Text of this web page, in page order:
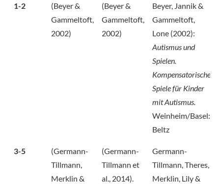
1-2
(Beyer &
Gammeltoft,
2002)
(Beyer &
Gammeltoft,
2002)
Beyer, Jannik &
Gammeltoft,
Lone (2002):
Autismus und
Spielen.
Kompensatorische
Spiele für Kinder
mit Autismus.
Weinheim/Basel:
Beltz
3-5
(Germann-
Tillmann,
Merklin &
(Germann-
Tillmann et
al., 2014).
Germann-
Tillmann, Theres,
Merklin, Lily &